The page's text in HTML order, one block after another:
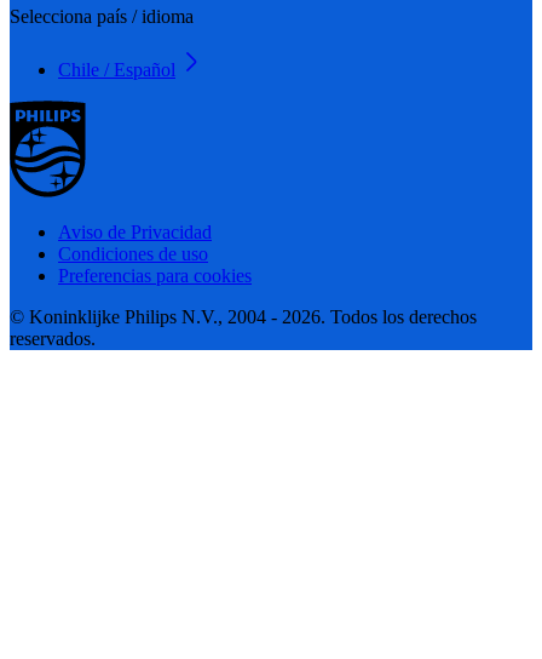
Selecciona país / idioma
Chile / Español
Aviso de Privacidad
Condiciones de uso
Preferencias para cookies
© Koninklijke Philips N.V., 2004 - 2026. Todos los derechos
reservados.